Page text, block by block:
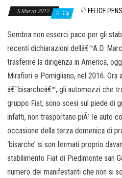
5 Marzo 2012 0 Di FELICE
Sembra non esserci pace per gli
recenti dichiarazioni dellâ€™A.D.
trasferire la dirigenza in America,
Mirafiori e Pomigliano, nel 2016. Ora
â€˜bisarcheâ€™, gli automezzi che
gruppo Fiat, sono scesi sul piede di
infatti, non trasportano piÃ¹ le auto
occasione della terza domenica di
‘bisarche’ si son fermati proprio
stabilimento Fiat di Piedimonte san
numero dei manifestanti che non si